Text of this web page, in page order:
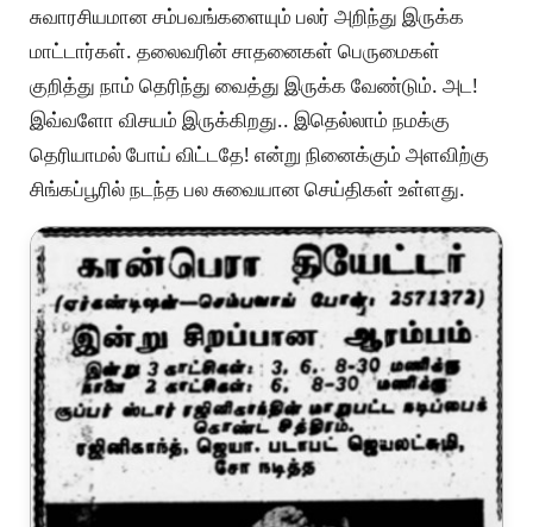
சுவாரசியமான சம்பவங்களையும் பலர் அறிந்து இருக்க
மாட்டார்கள். தலைவரின் சாதனைகள் பெருமைகள்
குறித்து நாம் தெரிந்து வைத்து இருக்க வேண்டும். அட!
இவ்வளோ விசயம் இருக்கிறது.. இதெல்லாம் நமக்கு
தெரியாமல் போய் விட்டதே! என்று நினைக்கும் அளவிற்கு
சிங்கப்பூரில் நடந்த பல சுவையான செய்திகள் உள்ளது.